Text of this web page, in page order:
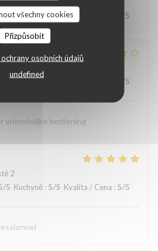
všechny cookies
Přizpůsobit
osobních údajů
undefined
/5 Kuchyně: 5/5 Kvalita / Cena /5
/5 Kuchyně: /5
vriendelijke bediening
2
/5 Kuchyně : 5/5 Kvalita / Cena : 5/5